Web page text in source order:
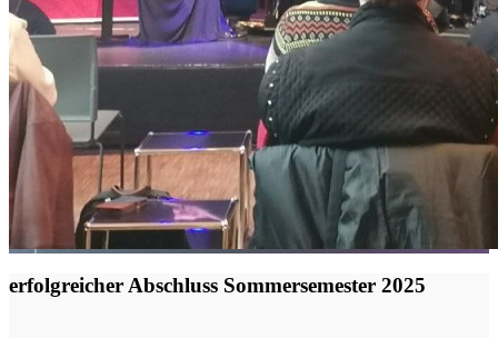
erfolgreicher Abschluss Sommersemester 2025